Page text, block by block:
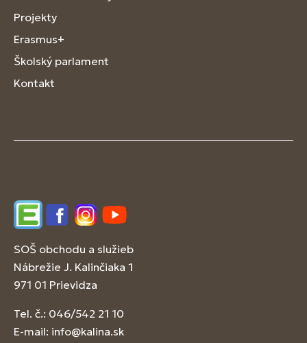
Projekty
Erasmus+
Školský parlament
Kontakt
EdupageFacebookInstagram
YouTube
SOŠ obchodu a služieb
Nábrežie J. Kalinčiaka 1
971 01 Prievidza
Tel. č.: 046/542 21 10
E-mail: info@kalina.sk